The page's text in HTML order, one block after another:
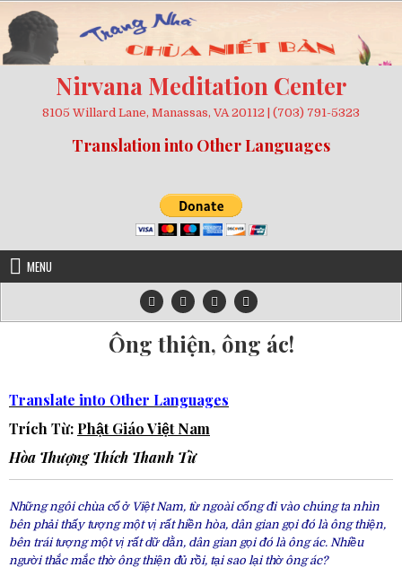
to
content
Nirvana Meditation Center
8105 Willard Lane, Manassas, VA 20112 | (703) 791-5323
Translation into Other Languages
MENU
Ông thiện, ông ác!
Translate into Other Languages
Trích Từ: Phật Giáo Việt Nam
Hòa ThượngThích Thanh Từ
Những ngôi chùa cổ ở Việt Nam, từ ngoài cổng đi vào chúng ta nhìn
bên phải thấy tượng một vị rất hiền hòa, dân gian gọi đó là ông thiện,
bên trái tượng một vị rất dữ dằn, dân gian gọi đó là ông ác. Nhiều
người thắc mắc thờ ông thiện đủ rồi, tại sao lại thờ ông ác?